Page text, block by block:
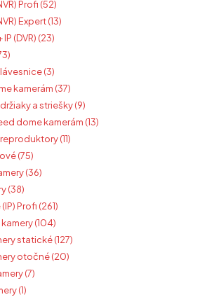
Profi (52)
Expert (13)
(DVR) (23)
(3)
kamerám (37)
a striešky (9)
dome kamerám (13)
(11)
(75)
(36)
(38)
Profi (261)
(104)
statické (127)
otočné (20)
(7)
(1)